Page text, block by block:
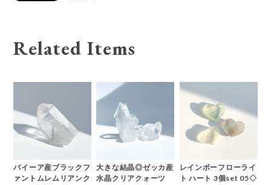
Related Items
バイーア産ブラックフ
ァントムレムリアンク
大きな結晶◎ゼッカ産
水晶クリアクォーツ
レインボーフローライ
ト ハート 3個set 05◇